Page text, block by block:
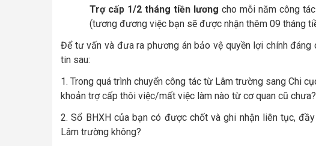
Trợ cấp 1/2 tháng tiền lương cho mỗi năm công
(tương đương việc bạn sẽ được nhận thêm 09 tháng
Để tư vấn và đưa ra phương án bảo vệ quyền lợi chính
tin sau:
1.Trong quá trình chuyển công tác từ Lâm trường sang Chi
khoản trợ cấp thôi việc/mất việc làm nào từ cơ quan cũ chưa?
2.Sổ BHXH của bạn có được chốt và ghi nhận liên tục,
Lâm trường không?